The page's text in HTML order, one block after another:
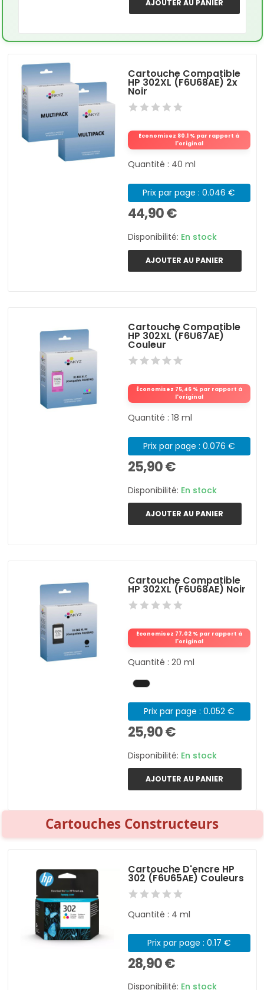
AJOUTER AU PANIER
Cartouche Compatible
HP 302XL (F6U68AE) 2x
Noir
Économisez 80.1 % par rapport à
l'original
Quantité : 40 ml
Prix par page : 0.046 €
44,90 €
Disponibilité: En stock
AJOUTER AU PANIER
Cartouche Compatible
HP 302XL (F6U67AE)
Couleur
Économisez 75,46 % par rapport à
l'original
Quantité : 18 ml
Prix par page : 0.076 €
25,90 €
Disponibilité: En stock
AJOUTER AU PANIER
Cartouche Compatible
HP 302XL (F6U68AE) Noir
Économisez 77,02 % par rapport à
l'original
Quantité : 20 ml
Prix par page : 0.052 €
25,90 €
Disponibilité: En stock
AJOUTER AU PANIER
Cartouches Constructeurs
Cartouche D'encre HP
302 (F6U65AE) Couleurs
Quantité : 4 ml
Prix par page : 0.17 €
28,90 €
Disponibilité: En stock